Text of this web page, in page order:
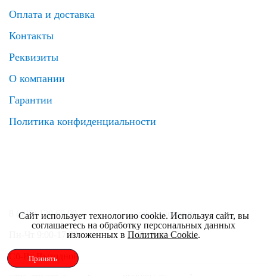
Оплата и доставка
Контакты
Реквизиты
О компании
Гарантии
Политика конфиденциальности
8 (495) 120 69 99 zakaz@elrus.ru
Пн-Чт 9:00-17:30 Пт 9:00-17:00
Сб-Вс Выходной
Сайт использует технологию cookie. Используя сайт, вы
соглашаетесь на обработку персональных данных
изложенных в Политика Cookie.
Принять